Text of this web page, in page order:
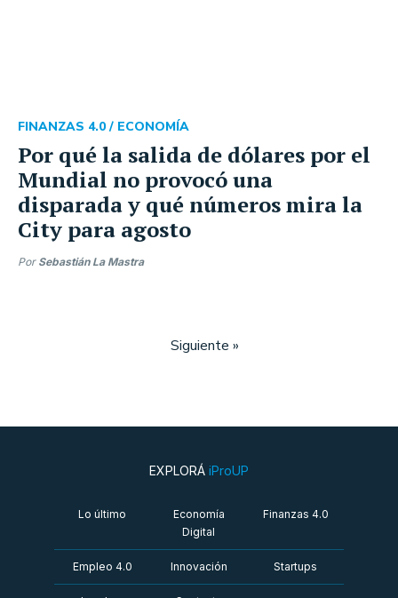
Por qué la salida de dólares por el
Mundial no provocó una
disparada y qué números mira la
City para agosto
FINANZAS 4.0 / ECONOMÍA
Por Sebastián La Mastra
Siguiente »
EXPLORÁ iProUP
Lo último
Economía
Digital
Finanzas 4.0
Empleo 4.0 Innovación Startups